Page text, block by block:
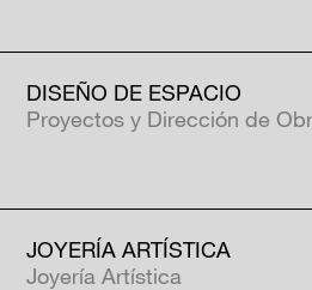
DISEÑO DE ESPACIO
Proyectos y Dirección de
JOYERÍA ARTÍSTICA
Joyería Artística